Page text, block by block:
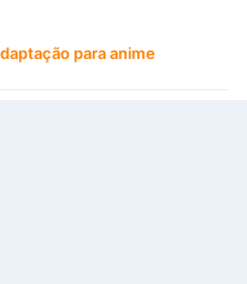
para anime